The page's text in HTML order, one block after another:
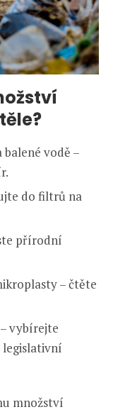
vodě –
do filtrů na
přírodní
– čtěte
vybírejte
legislativní
množství